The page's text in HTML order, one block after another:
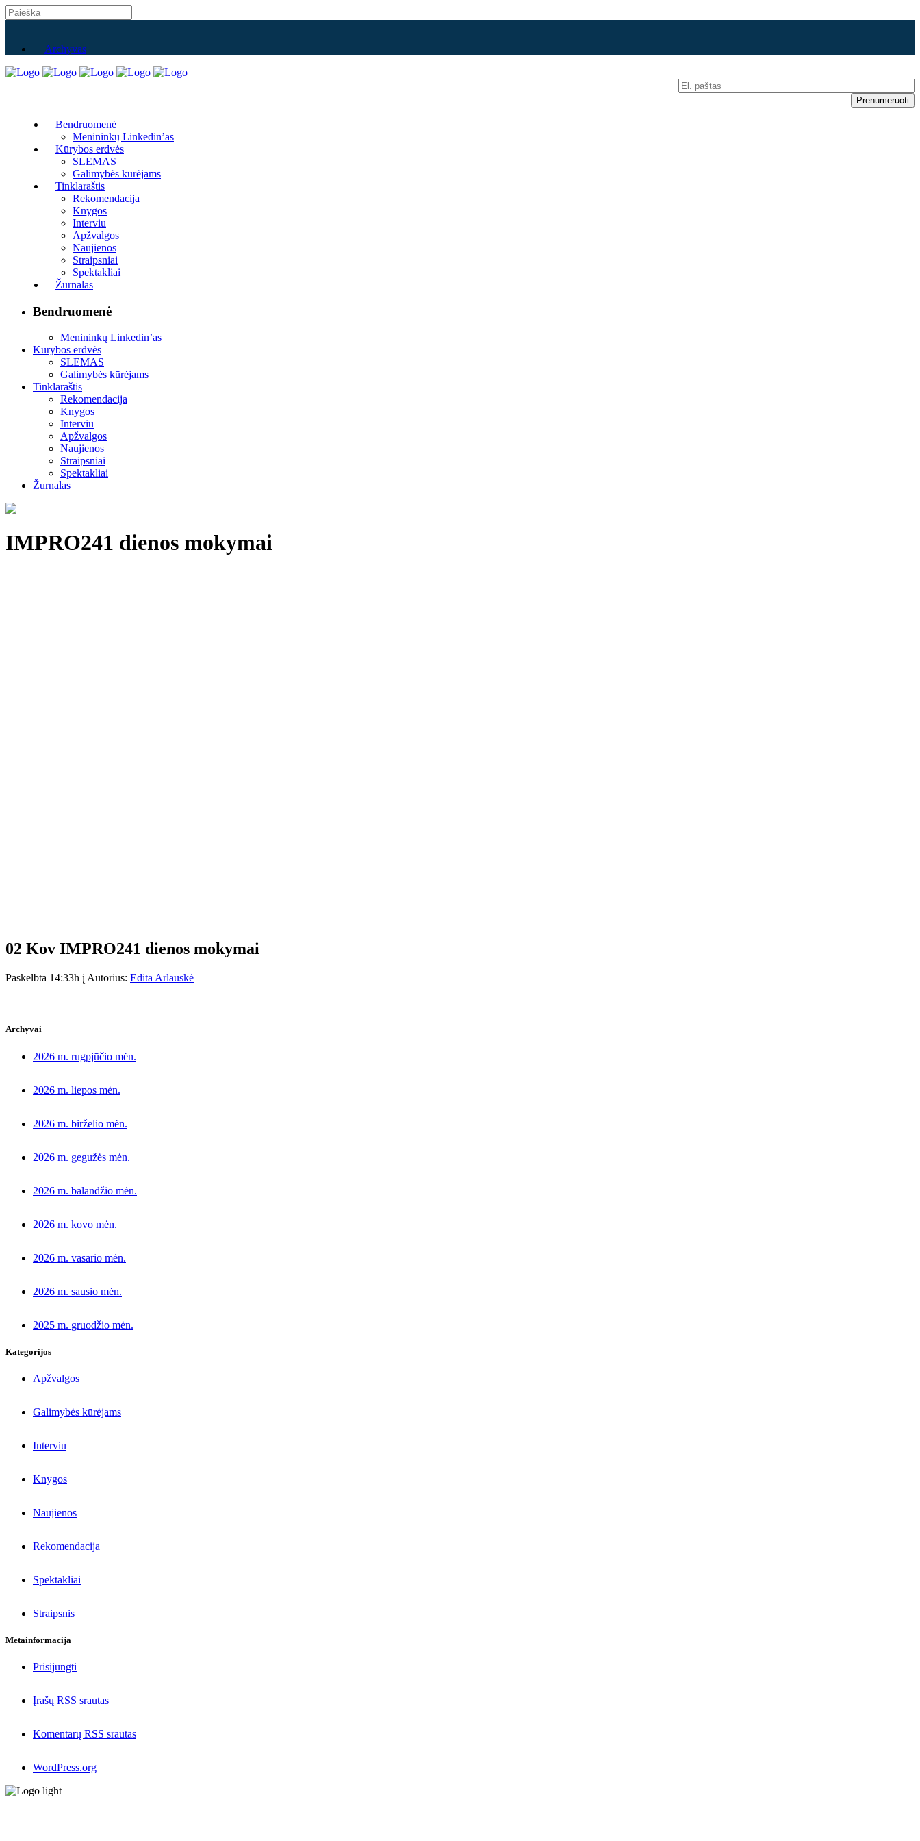
Archyvas
Bendruomenė
Menininkų Linkedin’as
Kūrybos erdvės
SLEMAS
Galimybės kūrėjams
Tinklaraštis
Rekomendacija
Knygos
Interviu
Apžvalgos
Naujienos
Straipsniai
Spektakliai
Žurnalas
Bendruomenė
Menininkų Linkedin’as
Kūrybos erdvės
SLEMAS
Galimybės kūrėjams
Tinklaraštis
Rekomendacija
Knygos
Interviu
Apžvalgos
Naujienos
Straipsniai
Spektakliai
Žurnalas
IMPRO241 dienos mokymai
02 Kov IMPRO241 dienos mokymai
Paskelbta 14:33h į Autorius: Edita Arlauskė
Archyvai
2026 m. rugpjūčio mėn.
2026 m. liepos mėn.
2026 m. birželio mėn.
2026 m. gegužės mėn.
2026 m. balandžio mėn.
2026 m. kovo mėn.
2026 m. vasario mėn.
2026 m. sausio mėn.
2025 m. gruodžio mėn.
Kategorijos
Apžvalgos
Galimybės kūrėjams
Interviu
Knygos
Naujienos
Rekomendacija
Spektakliai
Straipsnis
Metainformacija
Prisijungti
Įrašų RSS srautas
Komentarų RSS srautas
WordPress.org